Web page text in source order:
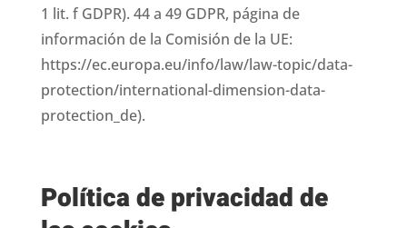
1 lit. f GDPR). 44 a 49 GDPR, página de
información de la Comisión de la UE:
https://ec.europa.eu/info/law/law-topic/data-
protection/international-dimension-data-
protection_de).
Política de privacidad de